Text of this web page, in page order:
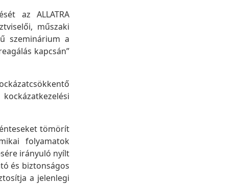
az ALLATRA
műszaki
szeminárium a
kapcsán”
tömörít
folyamatok
irányuló nyílt
és biztonságos
a jelenlegi